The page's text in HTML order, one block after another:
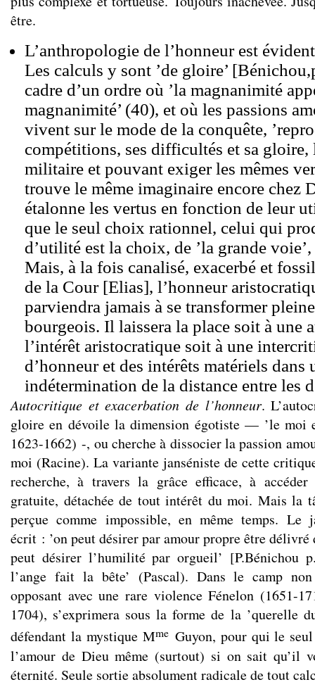
être.
L’anthropologie de l’honneur est
Les calculs y sont ’de gloire’
cadre d’un ordre où ’la magnanimité
magnanimité’ (40), et où les passions
vivent sur le mode de la conquête,
compétitions, ses difficultés et sa gloire,
militaire et pouvant exiger les mêmes
trouve le même imaginaire encore chez
étalonne les vertus en fonction de leur
que le seul choix rationnel, celui qui
d’utilité est la choix, de ’la grande voie’,
Mais, à la fois canalisé, exacerbé et
de la Cour [Elias], l’honneur
parviendra jamais à se transformer
bourgeois. Il laissera la place soit à une
l’intérêt aristocratique soit à une
d’honneur et des intérêts matériels dans
indétermination de la distance entre les
Autocritique et exacerbation de l’honneur.
gloire en dévoile la dimension égotiste — ’le moi
1623-1662) -, ou cherche à dissocier la passion
moi (Racine). La variante janséniste de cette
recherche, à travers la grâce efficace, à
gratuite, détachée de tout intérêt du moi. Mais la
perçue comme impossible, en même temps. Le
écrit : ’on peut désirer par amour propre être
peut désirer l’humilité par orgueil’ [P.Bénichou
l’ange fait la bête’ (Pascal). Dans le camp
opposant avec une rare violence Fénelon (1651-
1704), s’exprimera sous la forme de la ’querelle
défendant la mystique MmeGuyon, pour qui le
l’amour de Dieu même (surtout) si on sait qu’il
éternité. Seule sortie absolument radicale de tout